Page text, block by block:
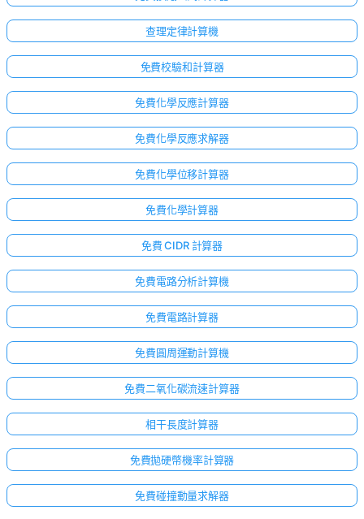
查理定律計算機
免費校驗和計算器
免費化學反應計算器
免費化學反應求解器
免費化學位移計算器
免費化學計算器
免費 CIDR 計算器
免費電路分析計算機
免費電路計算器
免費圓周運動計算機
免費二氧化碳流速計算器
相干長度計算器
免費拋硬幣機率計算器
免費碰撞動量求解器